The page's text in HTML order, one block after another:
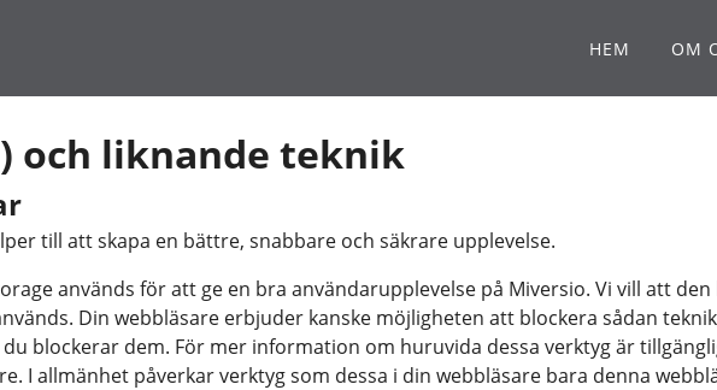
HEM OM
och liknande teknik
till att skapa en bättre, snabbare och säkrare upplevelse.
används för att ge en bra användarupplevelse på Miversio. Vi vill att
Din webbläsare erbjuder kanske möjligheten att blockera sådan
blockerar dem. För mer information om huruvida dessa verktyg är
I allmänhet påverkar verktyg som dessa i din webbläsare bara denna